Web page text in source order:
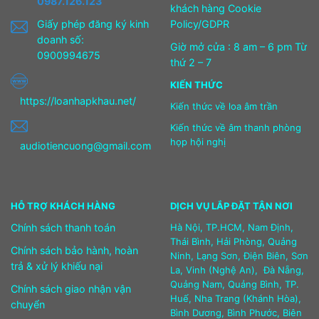
Giấy phép đăng ký kinh
doanh số:
0900994675
https://loanhapkhau.net/
audiotiencuong@gmail.com
khách hàng Cookie
Policy/GDPR
Giờ mở cửa : 8 am – 6 pm Từ
thứ 2 – 7
KIẾN THỨC
Kiến thức về loa âm trần
Kiến thức về âm thanh phòng
họp hội nghị
HỖ TRỢ KHÁCH HÀNG
Chính sách thanh toán
Chính sách bảo hành, hoàn
trả & xử lý khiếu nại
Chính sách giao nhận vận
chuyển
DỊCH VỤ LẮP ĐẶT TẬN NƠI
Hà Nội, TP.HCM, Nam Định,
Thái Bình, Hải Phòng, Quảng
Ninh, Lạng Sơn, Điện Biên, Sơn
La, Vinh (Nghệ An), Đà Nẵng,
Quảng Nam, Quảng Bình, TP.
Huế, Nha Trang (Khánh Hòa),
Bình Dương, Bình Phước, Biên